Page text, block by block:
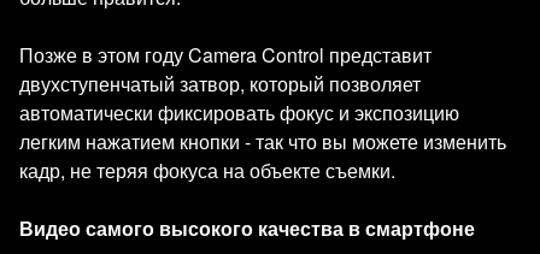
Позже в этом году Camera Control представит
двухступенчатый затвор, который позволяет
автоматически фиксировать фокус и экспозицию
легким нажатием кнопки - так что вы можете изменить
кадр, не теряя фокуса на объекте съемки.
Видео самого высокого качества в смартфоне